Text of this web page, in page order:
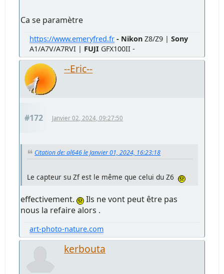
Ca se paramètre
https://www.emeryfred.fr - Nikon Z8/Z9 |Sony
A1/A7V/A7RVI | FUJI GFX100II -
--Eric--
#172 Janvier 02, 2024, 09:27:50
Citation de: al646 le Janvier 01, 2024, 16:23:18
Le capteur su Zf est le même que celui du Z6
effectivement.
Ils ne vont peut être pas
nous la refaire alors .
art-photo-nature.com
kerbouta